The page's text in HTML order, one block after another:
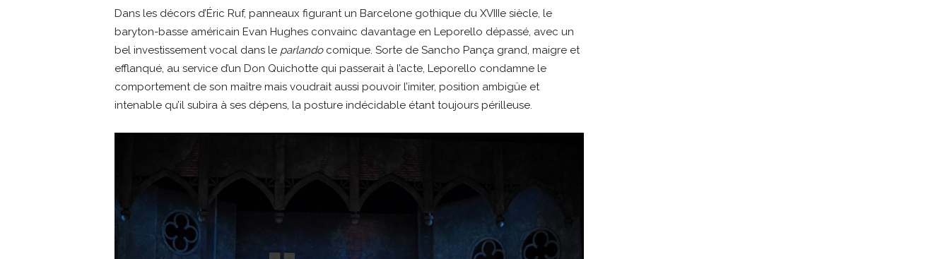
Dans les décors d’Éric Ruf, panneaux figurant un Barcelone gothique du XVIIIe siècle, le
baryton-basse américain Evan Hughes convainc davantage en Leporello dépassé, avec un
bel investissement vocal dans le parlando comique. Sorte de Sancho Pança grand, maigre et
efflanqué, au service d’un Don Quichotte qui passerait à l’acte, Leporello condamne le
comportement de son maître mais voudrait aussi pouvoir l’imiter, position ambigüe et
intenable qu’il subira à ses dépens, la posture indécidable étant toujours périlleuse.